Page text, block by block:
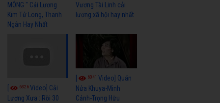
MÔNG " Cải Lương
Kim Tử Long, Thanh
Ngân Hay Nhất
Vương Tài Linh cải
lương xã hội hay nhất
6326Video] Cải
Lương Xưa : Rồi 30
6041Video] Quán
Nửa Khuya-Minh
Cảnh-Trọng Hữu